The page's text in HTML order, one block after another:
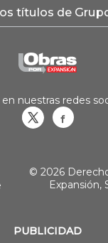
títulos de
PUBLICIDAD
nuestras redes
© 2026
Expansión,